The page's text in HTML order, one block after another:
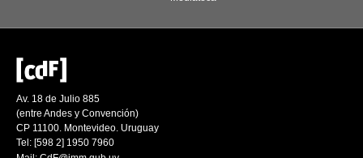
Av. 18 de Julio 885
(entre Andes y Convención)
CP 11100. Montevideo. Uruguay
Tel: [598 2] 1950 7960